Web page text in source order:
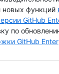
новых функций
GitHub
по
GitHub